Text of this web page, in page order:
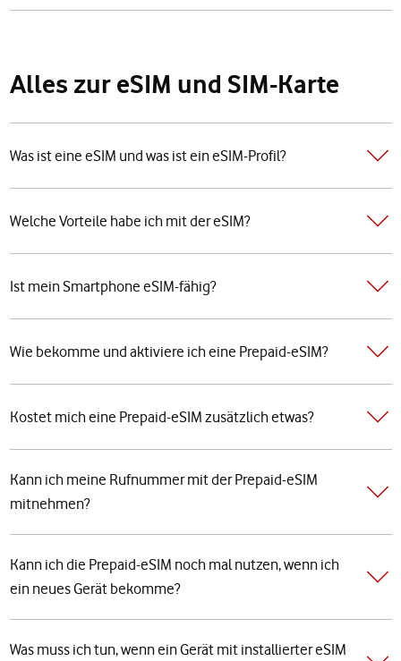
Alles zur eSIM und SIM-Karte
Was ist eine eSIM und was ist ein eSIM-Profil?
Welche Vorteile habe ich mit der eSIM?
Ist mein Smartphone eSIM-fähig?
Wie bekomme und aktiviere ich eine Prepaid-eSIM?
Kostet mich eine Prepaid-eSIM zusätzlich etwas?
Kann ich meine Rufnummer mit der Prepaid-eSIM
mitnehmen?
Kann ich die Prepaid-eSIM noch mal nutzen, wenn ich
ein neues Gerät bekomme?
Was muss ich tun, wenn ein Gerät mit installierter eSIM